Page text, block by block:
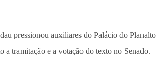
pressionou auxiliares do Palácio do Planalto
a tramitação e a votação do texto no Senado.